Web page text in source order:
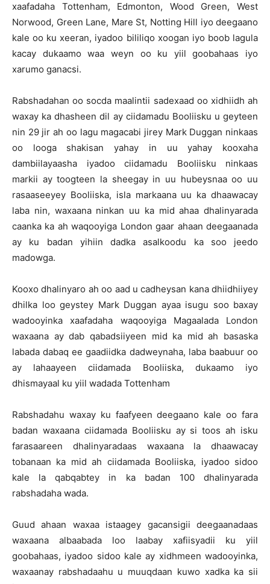
xaafadaha Tottenham, Edmonton, Wood Green, West
Norwood, Green Lane, Mare St, Notting Hill iyo deegaano
kale oo ku xeeran, iyadoo bililiqo xoogan iyo boob lagula
kacay dukaamo waa weyn oo ku yiil goobahaas iyo
xarumo ganacsi.
Rabshadahan oo socda maalintii sadexaad oo xidhiidh ah
waxay ka dhasheen dil ay ciidamadu Booliisku u geyteen
nin 29 jir ah oo lagu magacabi jirey Mark Duggan ninkaas
oo looga shakisan yahay in uu yahay kooxaha
dambiilayaasha iyadoo ciidamadu Booliisku ninkaas
markii ay toogteen la sheegay in uu hubeysnaa oo uu
rasaaseeyey Booliiska, isla markaana uu ka dhaawacay
laba nin, waxaana ninkan uu ka mid ahaa dhalinyarada
caanka ka ah waqooyiga London gaar ahaan deegaanada
ay ku badan yihiin dadka asalkoodu ka soo jeedo
madowga.
Kooxo dhalinyaro ah oo aad u cadheysan kana dhiidhiiyey
dhilka loo geystey Mark Duggan ayaa isugu soo baxay
wadooyinka xaafadaha waqooyiga Magaalada London
waxaana ay dab qabadsiiyeen mid ka mid ah basaska
labada dabaq ee gaadiidka dadweynaha, laba baabuur oo
ay lahaayeen ciidamada Booliiska, dukaamo iyo
dhismayaal ku yiil wadada Tottenham
Rabshadahu waxay ku faafyeen deegaano kale oo fara
badan waxaana ciidamada Booliisku ay si toos ah isku
farasaareen dhalinyaradaas waxaana la dhaawacay
tobanaan ka mid ah ciidamada Booliiska, iyadoo sidoo
kale la qabqabtey in ka badan 100 dhalinyarada
rabshadaha wada.
Guud ahaan waxaa istaagey gacansigii deegaanadaas
waxaana albaabada loo laabay xafiisyadii ku yiil
goobahaas, iyadoo sidoo kale ay xidhmeen wadooyinka,
waxaanay rabshadaahu u muuqdaan kuwo xadka ka sii